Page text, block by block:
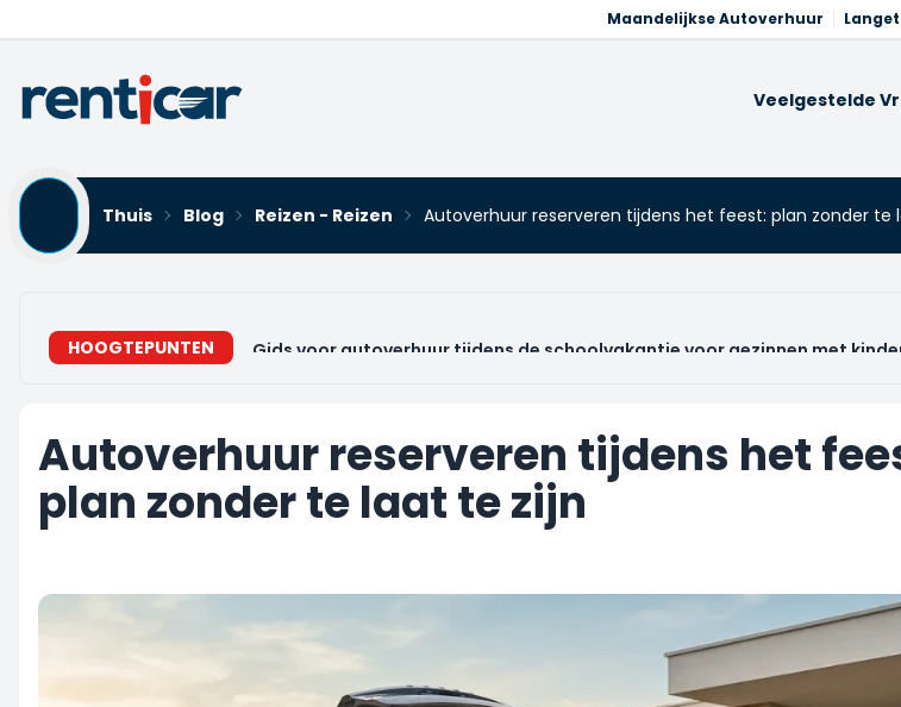
Maandelijkse Autoverhuur
Veelgestelde
Thuis
Blog Reizen - Reizen Autoverhuur reserveren tijdens het feest: plan zonder te
HOOGTEPUNTEN Gids voor autoverhuur tijdens de schoolvakantie voor gezinnen met
Autoverhuur reserveren tijdens het
plan zonder te laat te zijn